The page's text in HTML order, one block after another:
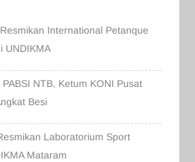
International Petanque
UNDIKMA
NTB, Ketum KONI Pusat
Besi
Laboratorium Sport
Mataram